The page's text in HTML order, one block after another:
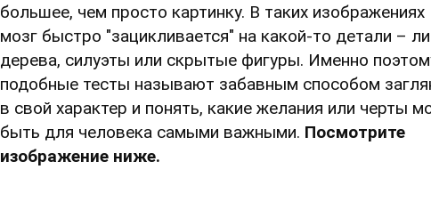
большее, чем просто картинку. В таких изображениях
мозг быстро "зацикливается" на какой-то детали –
дерева, силуэты или скрытые фигуры. Именно
подобные тесты называют забавным способом
в свой характер и понять, какие желания или черты
быть для человека самыми важными. Посмотрите
изображение ниже.